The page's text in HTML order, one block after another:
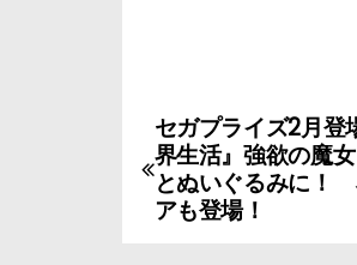
投
稿
セガプライズ2月登
界生活』強欲の魔
とぬいぐるみに！
アも登場！